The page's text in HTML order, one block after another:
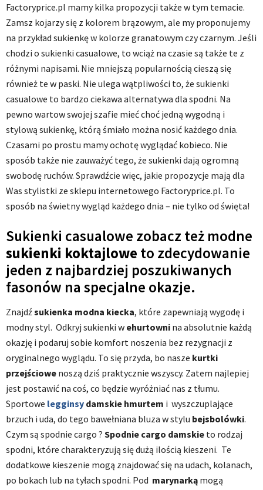
Factoryprice.pl mamy kilka propozycji także w tym temacie.
Zamsz kojarzy się z kolorem brązowym, ale my proponujemy
na przykład sukienkę w kolorze granatowym czy czarnym. Jeśli
chodzi o sukienki casualowe, to wciąż na czasie są także te z
różnymi napisami. Nie mniejszą popularnością cieszą się
również te w paski. Nie ulega wątpliwości to, że sukienki
casualowe to bardzo ciekawa alternatywa dla spodni. Na
pewno wartow swojej szafie mieć choć jedną wygodną i
stylową sukienkę, którą śmiało można nosić każdego dnia.
Czasami po prostu mamy ochotę wyglądać kobieco. Nie
sposób także nie zauważyć tego, że sukienki dają ogromną
swobodę ruchów. Sprawdźcie więc, jakie propozycje mają dla
Was stylistki ze sklepu internetowego Factoryprice.pl. To
sposób na świetny wygląd każdego dnia – nie tylko od święta!
Sukienki casualowe zobacz też modne
sukienki koktajlowe to zdecydowanie
jeden z najbardziej poszukiwanych
fasonów na specjalne okazje.
Znajdźsukienka modna kiecka, które zapewniają wygodę i
modny styl. Odkryj sukienki w ehurtowni na absolutnie każdą
okazję i podaruj sobie komfort noszenia bez rezygnacji z
oryginalnego wyglądu. To się przyda, bo nasze kurtki
przejściowe noszą dziś praktycznie wszyscy. Zatem najlepiej
jest postawić na coś, co będzie wyróżniać nas z tłumu.
Sportowe legginsy damskie hmurtem i wyszczuplające
brzuch i uda, do tego bawełniana bluza w stylu bejsbolówki.
Czym są spodnie cargo ? Spodnie cargo damskie to rodzaj
spodni, które charakteryzują się dużą ilością kieszeni. Te
dodatkowe kieszenie mogą znajdować się na udach, kolanach,
po bokach lub na tyłach spodni. Pod marynarką mogą